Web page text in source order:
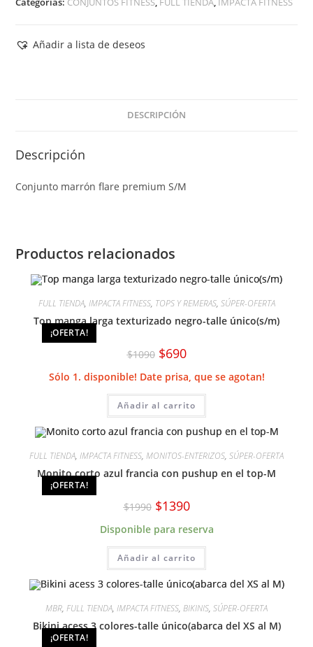
Añadir a lista de deseos
DESCRIPCIÓN
Descripción
Conjunto marrón flare premium S/M
Productos relacionados
¡OFERTA!
FULL TIENDA, IMPACTA FITNESS, TOPS Y REMERAS, SÚPER-OFERTA
Top manga larga texturizado negro-talle único(s/m)
$1090 El
precio
original
era:
$690El
precio
es:
Sólo 1. disponible! Date prisa, que se agotan!
Añadir al carrito
¡OFERTA!
FULL TIENDA, IMPACTA FITNESS, MONITOS-ENTERIZOS, SÚPER-OFERTA
Monito corto azul francia con pushup en el top-M
$1990 El
precio
era:
$1390El
precio
es:
Disponible para reserva
Añadir al carrito
¡OFERTA!
MBR, FULL TIENDA, IMPACTA FITNESS, BIKINIS, SÚPER-OFERTA
Bikini acess 3 colores-talle único(abarca del XS al M)